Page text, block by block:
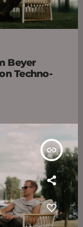
Beyer
Techno-
insert_link